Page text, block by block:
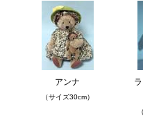
アンナ
（サイズ30cm）